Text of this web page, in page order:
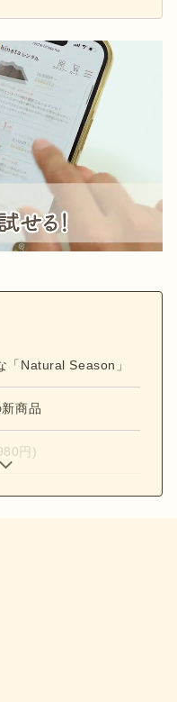
「Natural Season」
商品
円)